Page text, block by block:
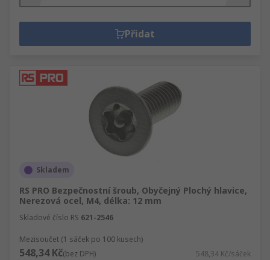
Přidat
Skladem
RS PRO Bezpečnostní šroub, Obyčejný Plochý hlavice,
Nerezová ocel, M4, délka: 12 mm
Skladové číslo RS 621-2546
Mezisoučet (1 sáček po 100 kusech)
548,34 Kč(bez DPH) 548,34 Kč/sáček